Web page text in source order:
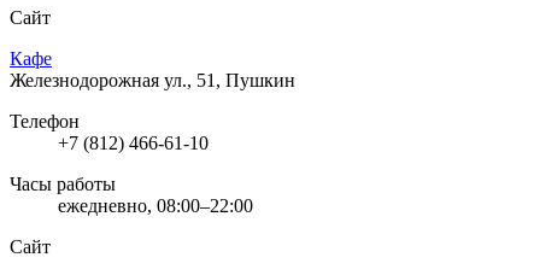
Сайт
Кафе
Железнодорожная ул., 51, Пушкин
Телефон
+7 (812) 466-61-10
Часы работы
ежедневно, 08:00–22:00
Сайт